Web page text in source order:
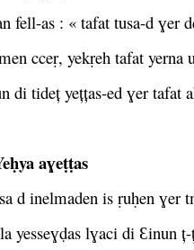
fell-as : « tafat tusa-d ɣer
cceṛ, yekṛeh tafat
di tideț yețțas-ed ɣer tafat
aɣeṭṭas
d inelmaden is ṛuḥen ɣer
yesseɣḍas lɣaci di Ɛinun